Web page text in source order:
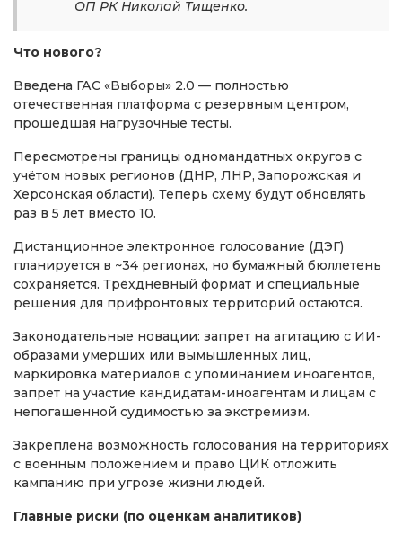
ОП РК Николай Тищенко.
Что нового?
Введена ГАС «Выборы» 2.0 — полностью
отечественная платформа с резервным центром,
прошедшая нагрузочные тесты.
Пересмотрены границы одномандатных округов с
учётом новых регионов (ДНР, ЛНР, Запорожская и
Херсонская области). Теперь схему будут обновлять
раз в 5 лет вместо 10.
Дистанционное электронное голосование (ДЭГ)
планируется в ~34 регионах, но бумажный бюллетень
сохраняется. Трёхдневный формат и специальные
решения для прифронтовых территорий остаются.
Законодательные новации: запрет на агитацию с ИИ-
образами умерших или вымышленных лиц,
маркировка материалов с упоминанием иноагентов,
запрет на участие кандидатам-иноагентам и лицам с
непогашенной судимостью за экстремизм.
Закреплена возможность голосования на территориях
с военным положением и право ЦИК отложить
кампанию при угрозе жизни людей.
Главные риски (по оценкам аналитиков)